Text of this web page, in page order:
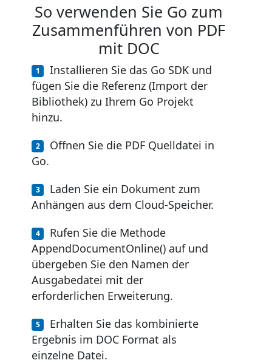
So verwenden Sie Go zum
Zusammenführen von PDF
mit DOC
Installieren Sie das Go SDK und
fügen Sie die Referenz (Import der
Bibliothek) zu Ihrem Go Projekt
hinzu.
Öffnen Sie die PDF Quelldatei in
Go.
Laden Sie ein Dokument zum
Anhängen aus dem Cloud-Speicher.
Rufen Sie die Methode
AppendDocumentOnline() auf und
übergeben Sie den Namen der
Ausgabedatei mit der
erforderlichen Erweiterung.
Erhalten Sie das kombinierte
Ergebnis im DOC Format als
einzelne Datei.